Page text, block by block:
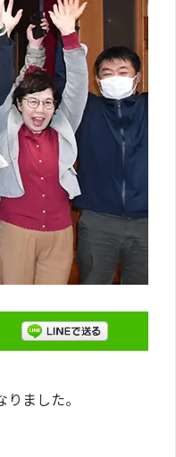
ました。